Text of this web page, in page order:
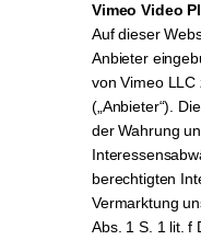
Vimeo Video
Auf dieser
Anbieter
von Vimeo LLC
(„Anbieter“).
der Wahrung
berechtigten
Vermarktung
Abs. 1 S. 1 lit. f